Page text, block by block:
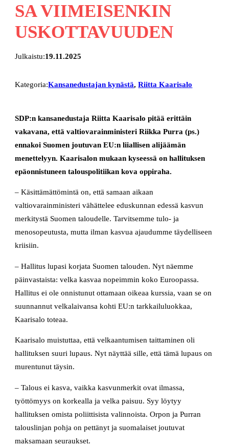
SA VIIMEISENKIN
USKOTTAVUUDEN
Julkaistu:19.11.2025
Kategoria:Kansanedustajan kynästä, Riitta Kaarisalo
SDP:n kansanedustaja Riitta Kaarisalo pitää erittäin
vakavana, että valtiovarainministeri Riikka Purra (ps.)
ennakoi Suomen joutuvan EU:n liiallisen alijäämän
menettelyyn. Kaarisalon mukaan kyseessä on hallituksen
epäonnistuneen talouspolitiikan kova oppiraha.
– Käsittämättömintä on, että samaan aikaan
valtiovarainministeri vähättelee eduskunnan edessä kasvun
merkitystä Suomen taloudelle. Tarvitsemme tulo- ja
menosopeutusta, mutta ilman kasvua ajaudumme täydelliseen
kriisiin.
– Hallitus lupasi korjata Suomen talouden. Nyt näemme
päinvastaista: velka kasvaa nopeimmin koko Euroopassa.
Hallitus ei ole onnistunut ottamaan oikeaa kurssia, vaan se on
suunnannut velkalaivansa kohti EU:n tarkkailuluokkaa,
Kaarisalo toteaa.
Kaarisalo muistuttaa, että velkaantumisen taittaminen oli
hallituksen suuri lupaus. Nyt näyttää sille, että tämä lupaus on
murentunut täysin.
– Talous ei kasva, vaikka kasvunmerkit ovat ilmassa,
työttömyys on korkealla ja velka paisuu. Syy löytyy
hallituksen omista poliittisista valinnoista. Orpon ja Purran
talouslinjan pohja on pettänyt ja suomalaiset joutuvat
maksamaan seuraukset.